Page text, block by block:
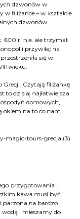
dzwonów w
filiżance – w kształcie
dzwonów.
600 r. n.e. ale trzymali
i przywilej na
się w
wieku.
Grecji. Czytają filiżankę
to dzisiaj najłatwiejsza
domowych,
okiem na to co nam
przygotowania i
kawa musi być
parzona na bardzo
i mieszamy do